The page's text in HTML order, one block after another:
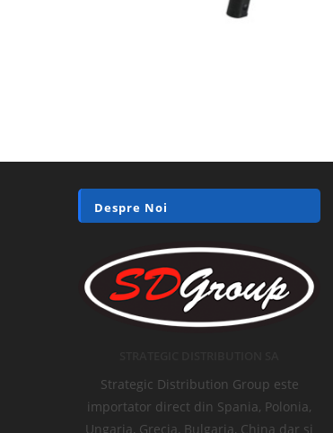
Despre Noi
Strategic Distribution Group este
importator direct din Spania, Polonia,
Ungaria, Grecia, Bulgaria, China dar si